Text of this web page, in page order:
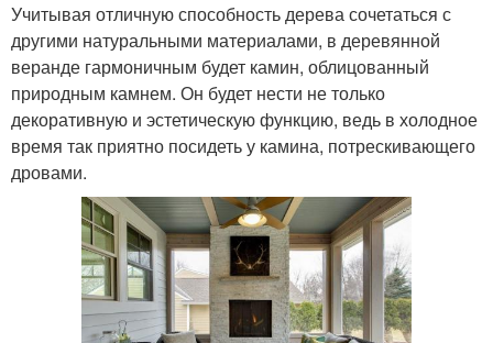
Учитывая отличную способность дерева сочетаться с
другими натуральными материалами, в деревянной
веранде гармоничным будет камин, облицованный
природным камнем. Он будет нести не только
декоративную и эстетическую функцию, ведь в холодное
время так приятно посидеть у камина, потрескивающего
дровами.